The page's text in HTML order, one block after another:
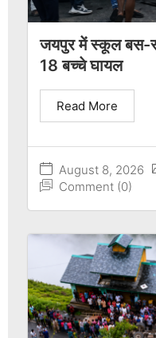
जयपुर में स्कूल बस-
18 बच्चे घायल
August 8, 2026
Comment (0)
Read More